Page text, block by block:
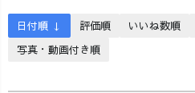
日付順 ↓ 評価順 いいね数順
写真・動画付き順